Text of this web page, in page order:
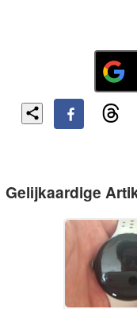
Gelijkaardige